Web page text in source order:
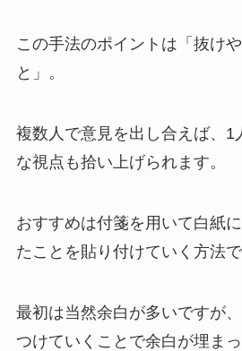
この手法のポイントは「抜け
と」。
複数人で意見を出し合えば、1
な視点も拾い上げられます。
おすすめは付箋を用いて白紙
たことを貼り付けていく方法で
最初は当然余白が多いですが
つけていくことで余白が埋ま